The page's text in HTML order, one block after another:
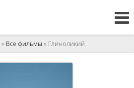
» Все фильмы » Глиноликий